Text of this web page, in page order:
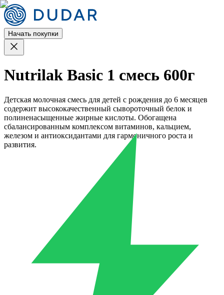
Начать покупки
Nutrilak Basic 1 смесь 600г
Детская молочная смесь для детей с рождения до 6 месяцев
содержит высококачественный сывороточный белок и
полиненасыщенные жирные кислоты. Обогащена
сбалансированным комплексом витаминов, кальцием,
железом и антиоксидантами для гармоничного роста и
развития.